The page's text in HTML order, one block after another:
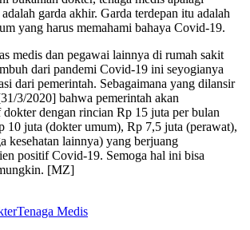
garda akhir. Garda terdepan itu adalah
yang harus memahami bahaya Covid-19.
medis dan pegawai lainnya di rumah sakit
dari pandemi Covid-19 ini seyogianya
dari pemerintah. Sebagaimana yang dilansir
3/2020] bahwa pemerintah akan
dengan rincian Rp 15 juta per bulan
10 juta (dokter umum), Rp 7,5 juta (perawat),
kesehatan lainnya) yang berjuang
positif Covid-19. Semoga hal ini bisa
[MZ]
Tenaga Medis